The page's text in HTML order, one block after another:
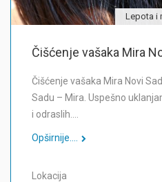
Lepota i
Čišćenje vašaka Mira
Čišćenje vašaka Mira Novi
Sadu – Mira. Uspešno
i odraslih.…
Opširnije....
Lokacija